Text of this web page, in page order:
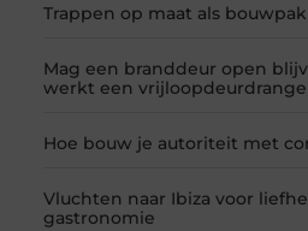
Trappen op maat als
Mag een branddeur open
werkt een
Hoe bouw je autoriteit met
Vluchten naar Ibiza voor
gastronomie